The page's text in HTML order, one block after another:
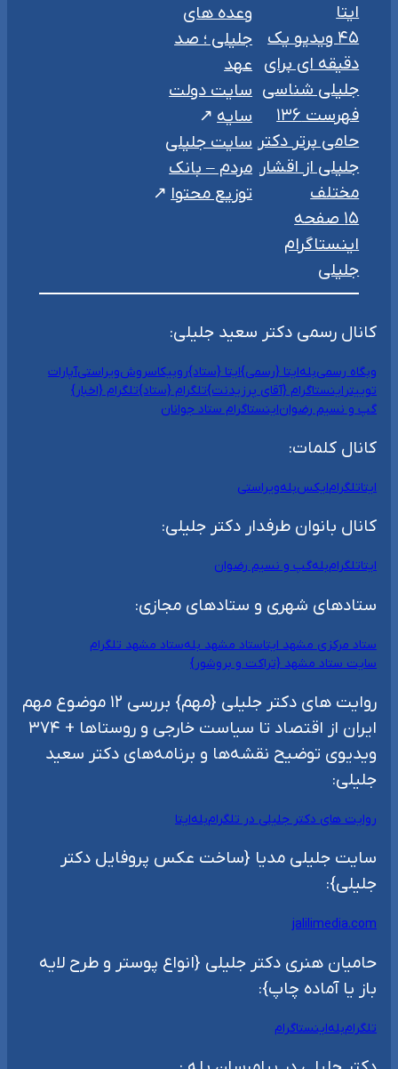
ایتا
۴۵ ویدیو یک
دقیقه ای برای
جلیلی شناسی
فهرست ۱۳۶
حامی برتر دکتر
جلیلی از اقشار
مختلف
۱۵ صفحه
اینستاگرام
جلیلی
وعده های
جلیلی ؛ صد
عهد
سایت دولت
سایه
سایت جلیلی
مردم – بانک
توزیع محتوا
کانال رسمی دکتر سعید جلیلی:
وبگاه رسمیبلهایتا {رسمی}ایتا {ستاد}روبیکاسروشویراستیآپارات
توییتر اینستاگرام {آقای پرزیدنت}تلگرام {ستاد}تلگرام {اخبار}
گپ و نسیم رضواناینستاگرام ستاد جوانان
کانال کلمات:
ایتاتلگرامایکسبلهویراستی
کانال بانوان طرفدار دکتر جلیلی:
ایتاتلگرامبلهگپ و نسیم رضوان
ستادهای شهری و ستادهای مجازی:
ستاد مرکزی مشهد ایتاستاد مشهد بلهستاد مشهد تلگرام
سایت ستاد مشهد {تراکت و بروشور}
روایت های دکتر جلیلی {مهم} بررسی ۱۲ موضوع مهم
ایران از اقتصاد تا سیاست خارجی و روستاها + ۳۷۴
ویدیوی توضیح نقشه‌ها و برنامه‌های دکتر سعید
جلیلی:
روایت های دکتر جلیلی در تلگرامبلهایتا
سایت جلیلی مدیا {ساخت عکس پروفایل دکتر
جلیلی}:
jalilimedia.com
حامیان هنری دکتر جلیلی {انواع پوستر و طرح لایه
باز یا آماده چاپ}:
تلگرامبلهاینستاگرام